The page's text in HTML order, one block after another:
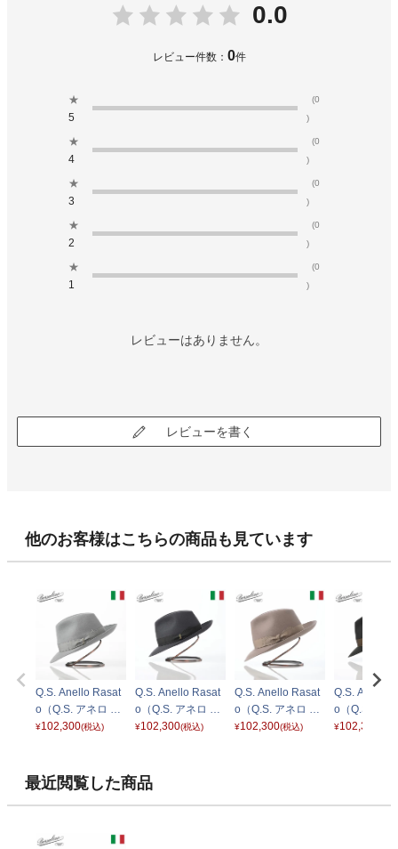
0.0
レビュー件数： 0件
★
5
(0
)
★
4
(0
)
★
3
(0
)
★
2
(0
)
★
1
(0
)
レビューはありません。
レビューを書く
他のお客様はこちらの商品も見ています
Q.S. Anello Rasat
o（Q.S. アネロ ラ
ザート） 114336
¥102,300(税込)
Q.S. Anello Rasat
o（Q.S. アネロ ラ
ザート） 114336
¥102,300(税込)
Q.S. Anello Rasat
o（Q.S. アネロ ラ
ザート） 114336
¥102,300(税込)
Q.S. Anello
o（Q.S. アネ
ザート）
¥102,300
最近閲覧した商品